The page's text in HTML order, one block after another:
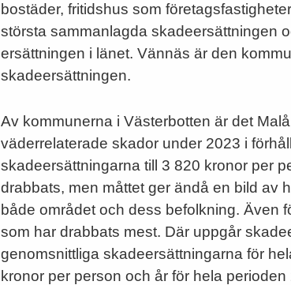
bostäder, fritidshus som
största sammanlagda skadeersättningen
ersättningen i länet. Vännäs är den
skadeersättningen.
Av kommunerna i Västerbotten är det
väderrelaterade skador under 2023 i
skadeersättningarna till 3 820 kronor per
drabbats, men måttet ger ändå en bild av
både området och dess befolkning. Även
som har drabbats mest. Där uppgår
genomsnittliga skadeersättningarna för
kronor per person och år för hela